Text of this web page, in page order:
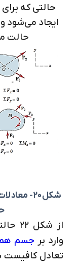
حالتی که
ایجاد می‌شود و
حالت
شکل20
-
از
وارد بر جسم
تعادل کافیست